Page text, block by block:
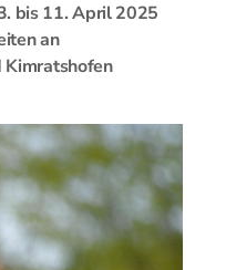
bis 11. April 2025
an
Kimratshofen